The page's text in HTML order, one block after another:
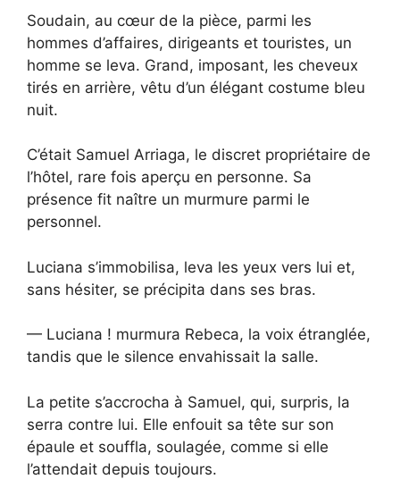
Soudain, au cœur de la pièce, parmi les
hommes d’affaires, dirigeants et touristes, un
homme se leva. Grand, imposant, les cheveux
tirés en arrière, vêtu d’un élégant costume bleu
nuit.
C’était Samuel Arriaga, le discret propriétaire de
l’hôtel, rare fois aperçu en personne. Sa
présence fit naître un murmure parmi le
personnel.
Luciana s’immobilisa, leva les yeux vers lui et,
sans hésiter, se précipita dans ses bras.
— Luciana ! murmura Rebeca, la voix étranglée,
tandis que le silence envahissait la salle.
La petite s’accrocha à Samuel, qui, surpris, la
serra contre lui. Elle enfouit sa tête sur son
épaule et souffla, soulagée, comme si elle
l’attendait depuis toujours.